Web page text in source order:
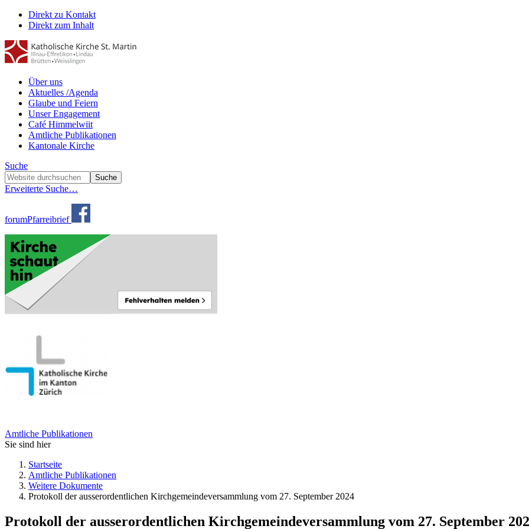
Direkt zu Kontakt
Direkt zum Inhalt
Über uns
Aktuelles /Agenda
Glaube und Feiern
Unser Engagement
Café Himmelwiit
Amtliche Publikationen
Kantonale Kirche
Suche
Erweiterte Suche…
forumPfarreibrief
Amtliche Publikationen
Sie sind hier
Startseite
Amtliche Publikationen
Weitere Dokumente
Protokoll der ausserordentlichen Kirchgemeindeversammlung vom 27. September 2024
Protokoll der ausserordentlichen Kirchgemeindeversammlung vom 27. September